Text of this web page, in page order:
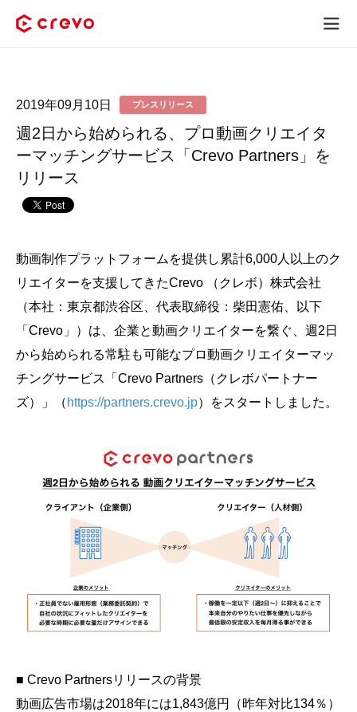
採用コンテンツ制作
サービス
お客様の声
お役立ち情報
会社概要
採用情報
- 動画に関するご相談はこちら -
お問合わせ・無料見積もり
資料ダウンロード
週2日から始められる、プロ動画クリエイタ
ーマッチングサービス「Crevo Partners」を
リリース
プレスリリース
2019年09月10日
動画制作プラットフォームを提供し累計6,000人以上のク
リエイターを支援してきたCrevo （クレボ）株式会社
（本社：東京都渋谷区、代表取締役：柴田憲佑、以下
「Crevo」）は、企業と動画クリエイターを繋ぐ、週2日
から始められる常駐も可能なプロ動画クリエイターマッ
チングサービス「Crevo Partners（クレボパートナー
ズ）」（ https://partners.crevo.jp）をスタートしました。
■ Crevo Partnersリリースの背景
動画広告市場は2018年には1,843億円（昨年対比134％）